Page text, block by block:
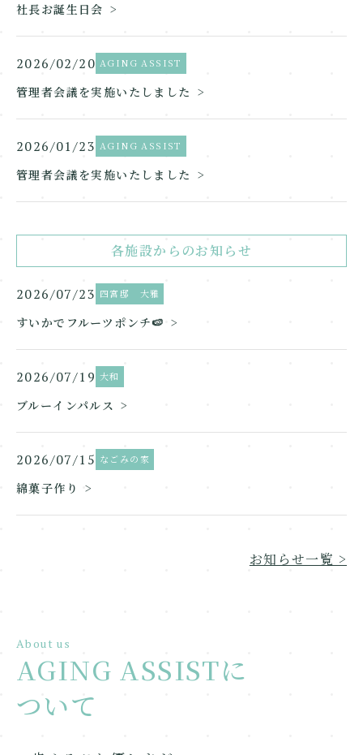
社長お誕生日会
2026/02/20 AGING ASSIST
管理者会議を実施いたしました
2026/01/23 AGING ASSIST
管理者会議を実施いたしました
各施設からのお知らせ
2026/07/23 四宮邸 大雅
すいかでフルーツポンチ🍉
2026/07/19 大和
ブルーインパルス
2026/07/15 なごみの家
綿菓子作り
お知らせ一覧 >
About us
AGING ASSISTに
ついて